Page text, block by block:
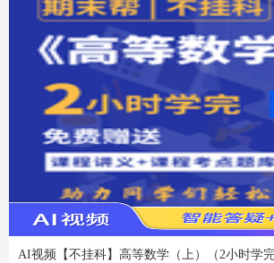
AI视频 【不挂科】高等数学（上）（2小时学